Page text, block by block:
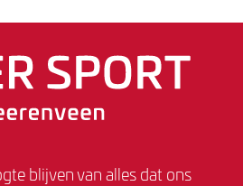
blijven van alles dat ons